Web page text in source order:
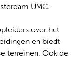
UMC.
over het
en biedt
terreinen. Ook de